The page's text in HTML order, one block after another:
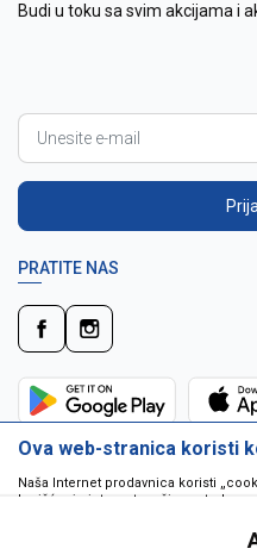
Budi u toku sa svim akcijama i
PRATITE NAS
Ova web-stranica koristi
Naša Internet prodavnica koristi
korišćenje interneta vašim
da pokrenu program ili da isporuče
jedinstveno dodeljeni vama, i jedino